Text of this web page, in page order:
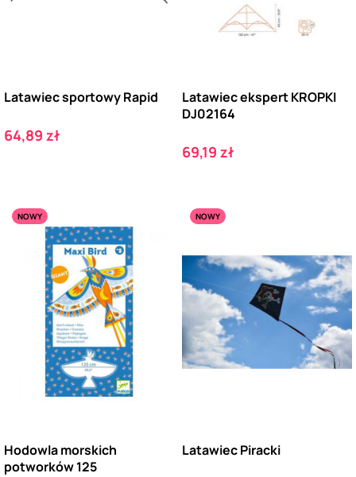
Latawiec sportowy Rapid
Cena
64,89 zł
Latawiec ekspert KROPKI
DJ02164
Cena
69,19 zł
NOWY
Hodowla morskich
potworków 125
NOWY
Latawiec Piracki